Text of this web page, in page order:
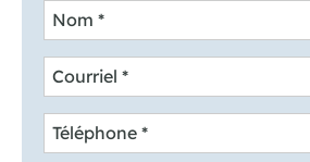
Nom *
Courriel *
Téléphone *